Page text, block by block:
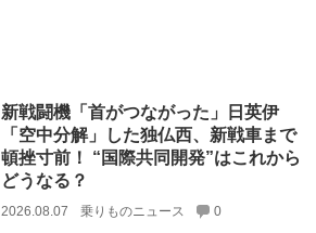
新戦闘機「首がつながった」日英伊
「空中分解」した独仏西、新戦車まで
頓挫寸前！ “国際共同開発”はこれから
どうなる？
2026.08.07 乗りものニュース 0